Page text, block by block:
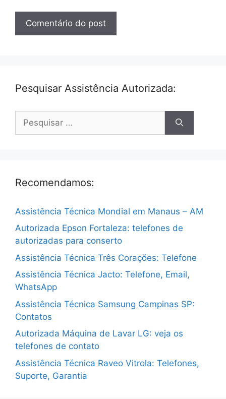
Pesquisar Assistência Autorizada:
por:
Recomendamos:
Assistência Técnica Mondial em Manaus – AM
Autorizada Epson Fortaleza: telefones de
autorizadas para conserto
Assistência Técnica Três Corações: Telefone
Assistência Técnica Jacto: Telefone, Email,
WhatsApp
Assistência Técnica Samsung Campinas SP:
Contatos
Autorizada Máquina de Lavar LG: veja os
telefones de contato
Assistência Técnica Raveo Vitrola: Telefones,
Suporte, Garantia